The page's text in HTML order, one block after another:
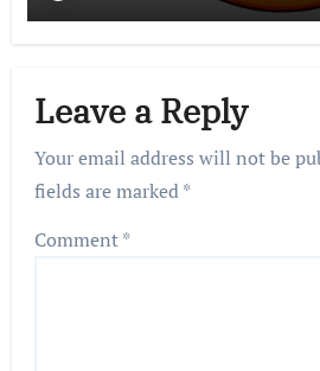
Leave a Reply
Your email address will not be
fields are marked*
Comment*